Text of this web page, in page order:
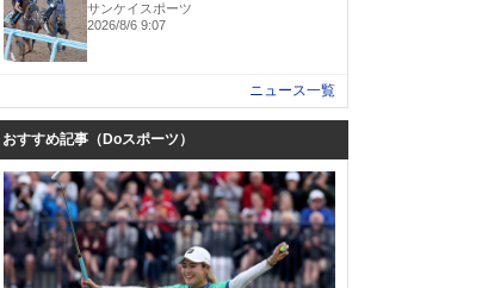
サンケイスポーツ
2026/8/6 9:07
ニュース一覧
おすすめ記事（Doスポーツ）